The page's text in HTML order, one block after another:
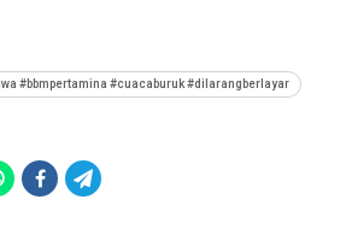
#bbmpertamina #cuacaburuk #dilarangberlayar